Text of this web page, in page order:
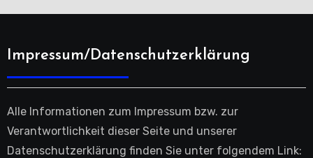
Impressum/Datenschutzerklärung
Alle Informationen zum Impressum bzw. zur
Verantwortlichkeit dieser Seite und unserer
Datenschutzerklärung finden Sie unter folgendem Link: